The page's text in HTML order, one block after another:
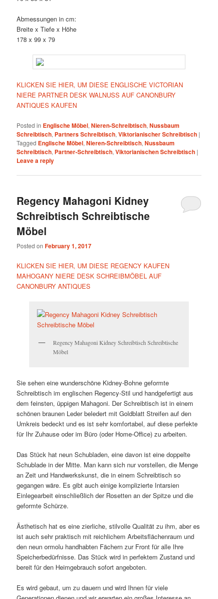
Abmessungen in cm:
Breite x Tiefe x Höhe
178 x 99 x 79
KLICKEN SIE HIER, UM DIESE ENGLISCHE VICTORIAN
NIERE PARTNER DESK WALNUSS AUF CANONBURY
ANTIQUES KAUFEN
Posted in Englische Möbel,Nieren-Schreibtisch,Nussbaum
Schreibtisch, Partners Schreibtisch,Viktorianischer Schreibtisch |
Tagged Englische Möbel,Nieren-Schreibtisch,Nussbaum
Schreibtisch, Partner-Schreibtisch,Viktorianischen Schreibtisch |
Leave a reply
Regency Mahagoni Kidney
Schreibtisch Schreibtische
Möbel
Posted onFebruary 1, 2017
KLICKEN SIE HIER, UM DIESE REGENCY KAUFEN
MAHOGANY NIERE DESK SCHREIBMÖBEL AUF
CANONBURY ANTIQUES
Regency Mahagoni Kidney Schreibtisch Schreibtische
Möbel
Sie sehen eine wunderschöne Kidney-Bohne geformte
Schreibtisch im englischen Regency-Stil und handgefertigt aus
dem feinsten, üppigen Mahagoni. Der Schreibtisch ist in einem
schönen braunen Leder beledert mit Goldblatt Streifen auf den
Umkreis bedeckt und es ist sehr komfortabel, auf diese perfekte
für Ihr Zuhause oder im Büro (oder Home-Office) zu arbeiten.
Das Stück hat neun Schubladen, eine davon ist eine doppelte
Schublade in der Mitte. Man kann sich nur vorstellen, die Menge
an Zeit und Handwerkskunst, die in einem Schreibtisch so
gegangen wäre. Es gibt auch einige komplizierte Intarsien
Einlegearbeit einschließlich der Rosetten an der Spitze und die
geformte Schürze.
Ästhetisch hat es eine zierliche, stilvolle Qualität zu ihm, aber es
ist auch sehr praktisch mit reichlichem Arbeitsflächenraum und
den neun ormolu handhabten Fächern zur Front für alle Ihre
Speicherbedürfnisse. Das Stück wird in perfektem Zustand und
bereit für den Heimgebrauch sofort angeboten.
Es wird gebaut, um zu dauern und wird Ihnen für viele